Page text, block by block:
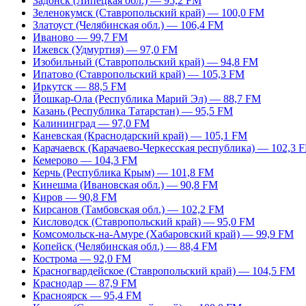
Зеленокумск (Ставропольский край) — 100,0 FM
Златоуст (Челябинская обл.) — 106,4 FM
Иваново — 99,7 FM
Ижевск (Удмуртия) — 97,0 FM
Изобильный (Ставропольский край) — 94,8 FM
Ипатово (Ставропольский край) — 105,3 FM
Иркутск — 88,5 FM
Йошкар-Ола (Республика Марий Эл) — 88,7 FM
Казань (Республика Татарстан) — 95,5 FM
Калининград — 97,0 FM
Каневская (Краснодарский край) — 105,1 FM
Карачаевск (Карачаево-Черкесская республика) — 102,3
Кемерово — 104,3 FM
Керчь (Республика Крым) — 101,8 FM
Кинешма (Ивановская обл.) — 90,8 FM
Киров — 90,8 FM
Кирсанов (Тамбовская обл.) — 102,2 FM
Кисловодск (Ставропольский край) — 95,0 FM
Комсомольск-на-Амуре (Хабаровский край) — 99,9 FM
Копейск (Челябинская обл.) — 88,4 FM
Кострома — 92,0 FM
Красногвардейское (Ставропольский край) — 104,5 FM
Краснодар — 87,9 FM
Красноярск — 95,4 FM